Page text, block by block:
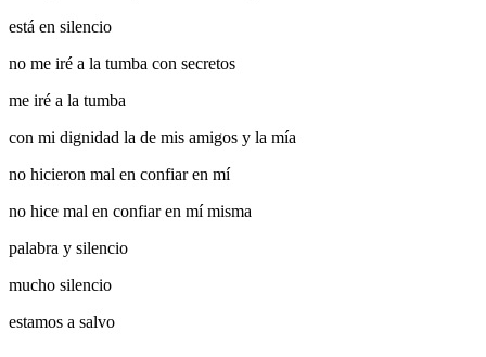
está en silencio
no me iré a la tumba con secretos
me iré a la tumba
con mi dignidad la de mis amigos y la mía
no hicieron mal en confiar en mí
no hice mal en confiar en mí misma
palabra y silencio
mucho silencio
estamos a salvo